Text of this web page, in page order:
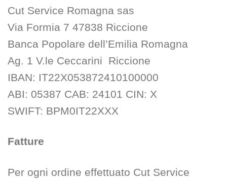
Cut Service Romagna sas
Via Formia 7 47838 Riccione
Banca Popolare dell’Emilia Romagna
Ag. 1 V.le Ceccarini Riccione
IBAN: IT22X053872410100000
ABI: 05387 CAB: 24101 CIN: X
SWIFT: BPM0IT22XXX
Fatture
Per ogni ordine effettuato Cut Service